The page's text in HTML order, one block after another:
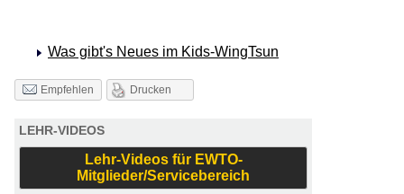
Was gibt's Neues im Kids-WingTsun
Empfehlen Drucken
LEHR-VIDEOS
Lehr-Videos für EWTO-
Mitglieder/Servicebereich